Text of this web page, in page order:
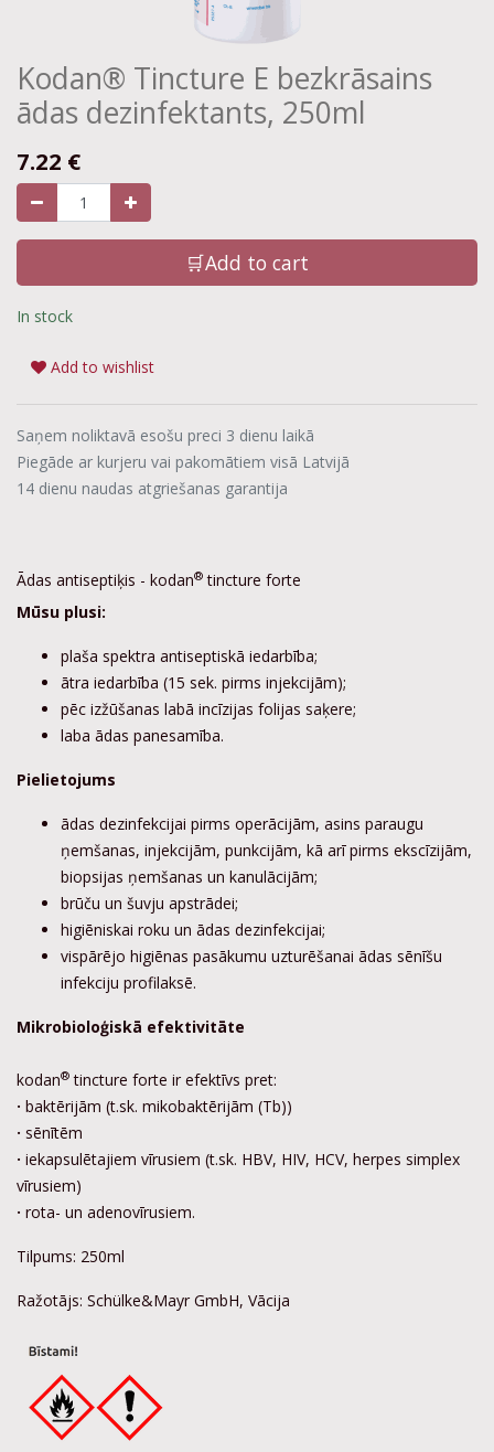
Kodan® Tincture E bezkrāsains
ādas dezinfektants, 250ml
7.22 €
🛒Add to cart
In stock
Add to wishlist
Saņem noliktavā esošu preci 3 dienu laikā
Piegāde ar kurjeru vai pakomātiem visā Latvijā
14 dienu naudas atgriešanas garantija
Ādas antiseptiķis - kodan® tincture forte
Mūsu plusi:
plaša spektra antiseptiskā iedarbība;
ātra iedarbība (15 sek. pirms injekcijām);
pēc izžūšanas labā incīzijas folijas saķere;
laba ādas panesamība.
Pielietojums
ādas dezinfekcijai pirms operācijām, asins paraugu
ņemšanas, injekcijām, punkcijām, kā arī pirms ekscīzijām,
biopsijas ņemšanas un kanulācijām;
brūču un šuvju apstrādei;
higiēniskai roku un ādas dezinfekcijai;
vispārējo higiēnas pasākumu uzturēšanai ādas sēnīšu
infekciju profilaksē.
Mikrobioloģiskā efektivitāte
kodan® tincture forte ir efektīvs pret:
· baktērijām (t.sk. mikobaktērijām (Tb))
· sēnītēm
· iekapsulētajiem vīrusiem (t.sk. HBV, HIV, HCV, herpes simplex
vīrusiem)
· rota- un adenovīrusiem.
Tilpums: 250ml
Ražotājs: Schülke&Mayr GmbH, Vācija